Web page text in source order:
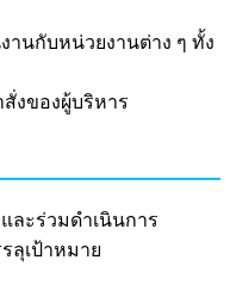
นกับหน่วยงานต่าง ๆ ทั้ง
งของผู้บริหาร
ละร่วมดำเนินการ
ลุเป้าหมาย